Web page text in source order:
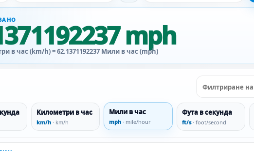
mph
в час (km/h) = 62.1371192237 Мили в час (mph)
Километри в час
km/h · km/h
Мили в час
mph · mile/hour
Фута в секунда
ft/s· foot/second